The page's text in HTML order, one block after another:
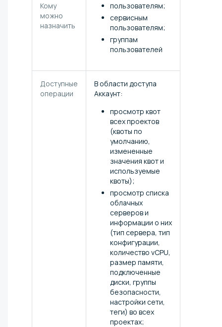
Кому
можно
назначить
пользователям;
сервисным
пользователям;
группам
пользователей
Доступные
операции
В области доступа
Аккаунт:
просмотр квот
всех проектов
(квоты по
умолчанию,
измененные
значения квот и
используемые
квоты);
просмотр списка
облачных
серверов и
информации о них
(тип сервера, тип
конфигурации,
количество vCPU,
размер памяти,
подключенные
диски, группы
безопасности,
настройки сети,
теги) во всех
проектах;